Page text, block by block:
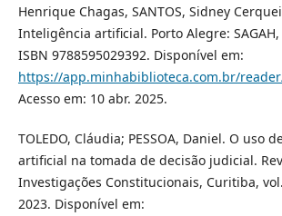
Henrique Chagas, SANTOS, Sidney
Inteligência artificial. Porto Alegre: SAGAH,
ISBN 9788595029392. Disponível em:
https://app.minhabiblioteca.com.br/
Acesso em: 10 abr. 2025.
TOLEDO, Cláudia; PESSOA, Daniel. O uso
artificial na tomada de decisão judicial.
Investigações Constitucionais, Curitiba,
2023. Disponível em: